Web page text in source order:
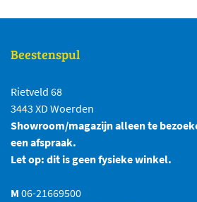
Beestenspul
Rietveld 68
3443 XD Woerden
Showroom/magazijn alleen te
een afspraak.
Let op: dit is geen fysieke winkel.
M 06-21669500